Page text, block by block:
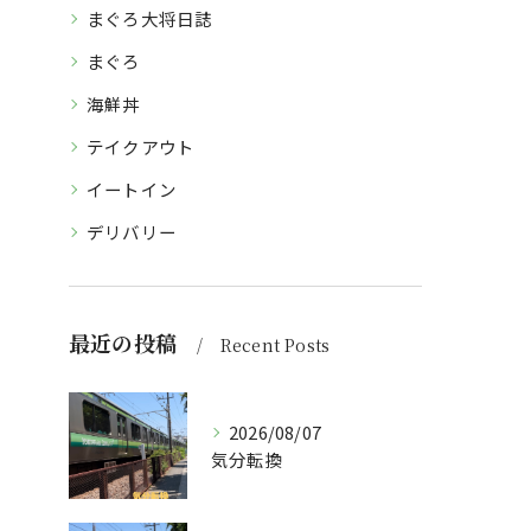
まぐろ大将日誌
まぐろ
海鮮丼
テイクアウト
イートイン
デリバリー
最近の投稿 Recent Posts
2026/08/07
気分転換